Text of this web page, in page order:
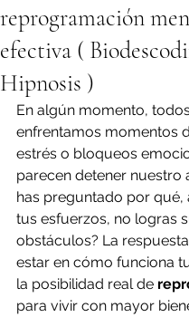
reprogramación
efectiva (
Hipnosis )
En algún momento,
enfrentamos momentos
estrés o bloqueos
parecen detener nuestro
has preguntado por qué,
tus esfuerzos, no logras
obstáculos? La
estar en cómo funciona
la posibilidad real de
para vivir con mayor